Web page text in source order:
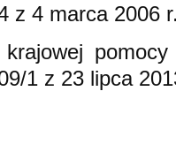
z 4 marca 2006
1 z 23 lipca